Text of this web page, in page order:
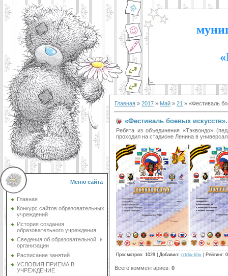
Меню сайта
Главная
Конкурс сайтов образовательных
учреждений
История создания
образовательного учреждения
Сведения об образовательной
организации
Расписание занятий
УСЛОВИЯ ПРИЕМА В
УЧРЕЖДЕНИЕ
Главная » 2017 » Май » 21 » «Фестиваль
«Фестиваль боевых искусств».
Ребята из объединения «Тэквондо»
проходил на стадионе Ленина в
Просмотров: 1029 Добавил: crtdiu-khv Рейтинг:
Всего комментариев: 0